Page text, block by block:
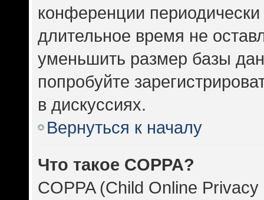
конференции
длительное время не
уменьшить размер базы
попробуйте
в дискуссиях.
Вернуться к началу
Что такое COPPA?
COPPA (Child Online